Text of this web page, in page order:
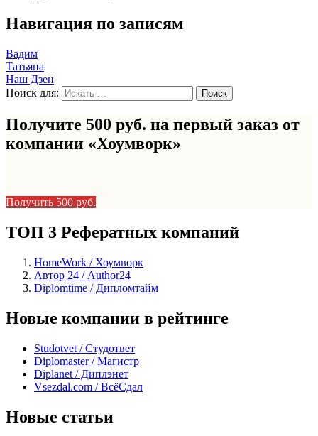
Навигация по записям
Вадим
Татьяна
Наш Дзен
Поиск для:
Получите 500 руб. на первый заказ от
компании «Хоумворк»
Получить 500 руб.
ТОП 3 Рефератных компаний
HomeWork / Хоумворк
Автор 24 / Author24
Diplomtime / Дипломтайм
Новые компании в рейтинге
Studotvet / Студответ
Diplomaster / Магистр
Diplanet / Диплэнет
Vsezdal.com / ВсёСдал
Новые статьи